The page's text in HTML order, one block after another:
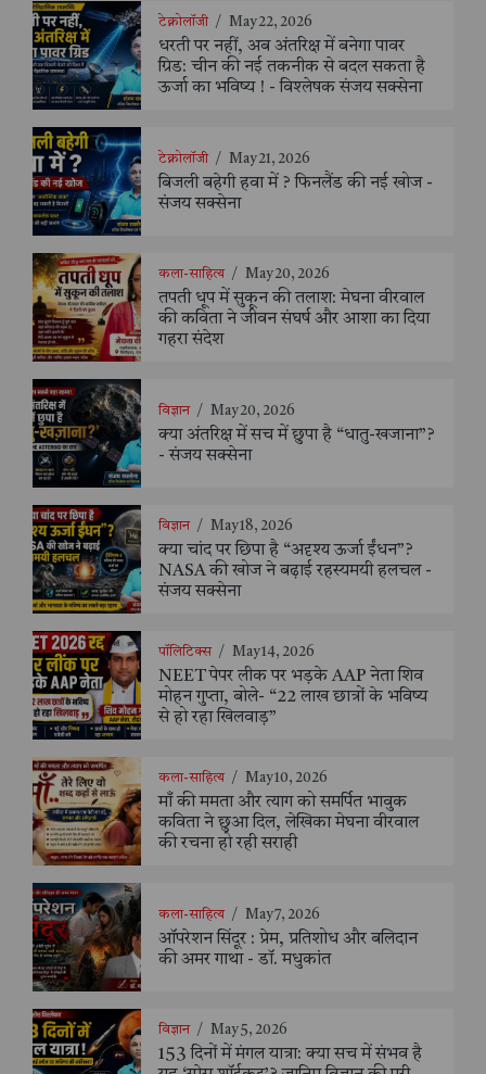
टेक्नोलॉजी / May 22, 2026
धरती पर नहीं, अब अंतरिक्ष में बनेगा पावर
ग्रिड: चीन की नई तकनीक से बदल सकता है
ऊर्जा का भविष्य ! - विश्लेषक संजय सक्सेना
टेक्नोलॉजी / May 21, 2026
बिजली बहेगी हवा में ? फिनलैंड की नई खोज -
संजय सक्सेना
कला-साहित्य / May 20, 2026
तपती धूप में सुकून की तलाश: मेघना वीरवाल
की कविता ने जीवन संघर्ष और आशा का दिया
गहरा संदेश
विज्ञान / May 20, 2026
क्या अंतरिक्ष में सच में छुपा है “धातु-खजाना”?
- संजय सक्सेना
विज्ञान / May 18, 2026
क्या चांद पर छिपा है “अदृश्य ऊर्जा ईंधन”?
NASA की खोज ने बढ़ाई रहस्यमयी हलचल -
संजय सक्सेना
पॉलिटिक्स / May 14, 2026
NEET पेपर लीक पर भड़के AAP नेता शिव
मोहन गुप्ता, बोले- “22 लाख छात्रों के भविष्य
से हो रहा खिलवाड़”
कला-साहित्य / May 10, 2026
माँ की ममता और त्याग को समर्पित भावुक
कविता ने छुआ दिल, लेखिका मेघना वीरवाल
की रचना हो रही सराही
कला-साहित्य / May 7, 2026
ऑपरेशन सिंदूर : प्रेम, प्रतिशोध और बलिदान
की अमर गाथा - डॉ. मधुकांत
विज्ञान / May 5, 2026
153 दिनों में मंगल यात्रा: क्या सच में संभव है